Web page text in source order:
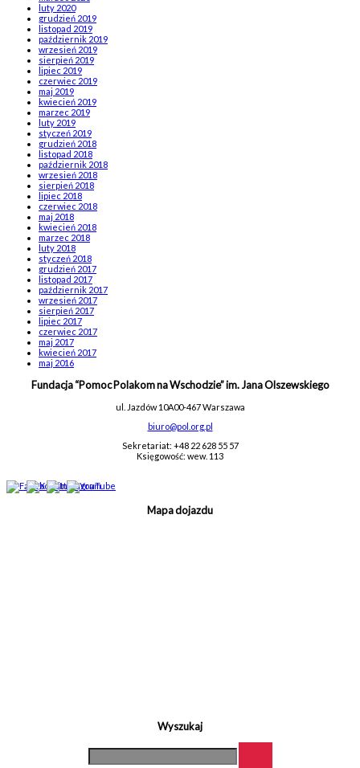
luty 2020
grudzień 2019
listopad 2019
październik 2019
wrzesień 2019
sierpień 2019
lipiec 2019
czerwiec 2019
maj 2019
kwiecień 2019
marzec 2019
luty 2019
styczeń 2019
grudzień 2018
listopad 2018
październik 2018
wrzesień 2018
sierpień 2018
lipiec 2018
czerwiec 2018
maj 2018
kwiecień 2018
marzec 2018
luty 2018
styczeń 2018
grudzień 2017
listopad 2017
październik 2017
wrzesień 2017
sierpień 2017
lipiec 2017
czerwiec 2017
maj 2017
kwiecień 2017
maj 2016
Fundacja “Pomoc Polakom na Wschodzie” im. Jana Olszewskiego
ul. Jazdów 10A00-467 Warszawa
biuro@pol.org.pl
Sekretariat: +48 22 628 55 57
Księgowość: wew. 113
Mapa dojazdu
Wyszukaj